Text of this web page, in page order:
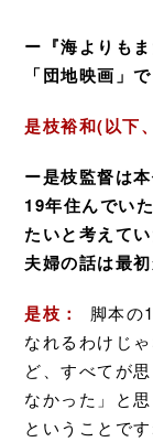
ー『海よりも
「団地映画」で
是枝裕和(以下
ー是枝監督は
19年住んでい
たいと考えて
夫婦の話は最
是枝：
脚本の
なれるわけじ
ど、すべてが
なかった」と
ということで